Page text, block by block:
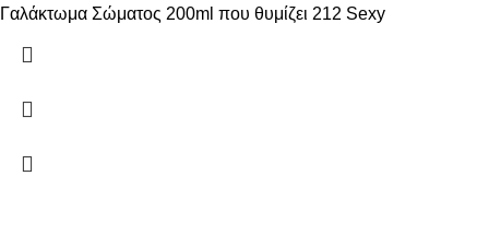
Γαλάκτωμα Σώματος 200ml που θυμίζει 212 Sexy